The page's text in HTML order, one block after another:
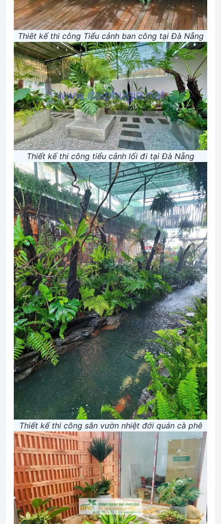
Thiêt kế thi công Tiểu cảnh ban công tại Đà Nẵng
Thiết kế thi công tiểu cảnh lối đi tại Đà Nẵng
Thiết kế thi công sân vườn nhiệt đới quán cà phê